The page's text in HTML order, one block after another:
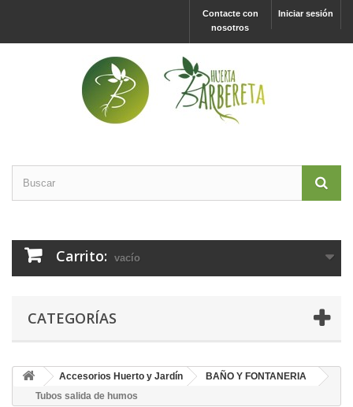
Iniciar sesión
Contacte con
nosotros
Carrito: vacío
CATEGORÍAS
Accesorios Huerto y Jardín
BAÑO Y FONTANERIA
Tubos salida de humos